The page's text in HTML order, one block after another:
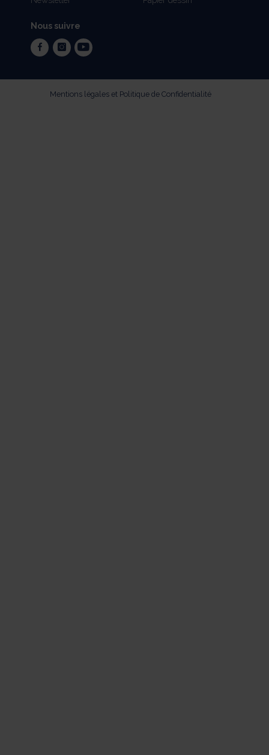
Nous suivre
facebookinstagram
youtube
Mentions légales et Politique de Confidentialité